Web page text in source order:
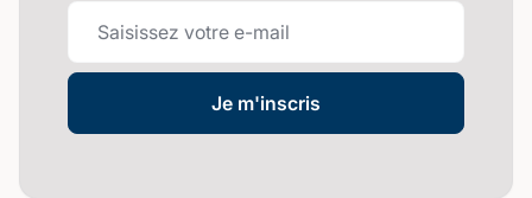
Je m'inscris